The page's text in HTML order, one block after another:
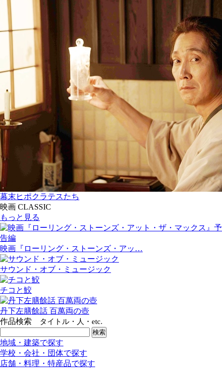
幕末ヒポクラテスたち
映画 CLASSIC
もっと見る
映画『ローリング・ストーンズ・アッ…
サウンド・オブ・ミュージック
チコと鮫
丹下左膳餘話 百萬両の壺
作品検索
タイトル・人・etc.
地域・建築で探す
学校・会社・団体で探す
店舗・料理・特産品で探す